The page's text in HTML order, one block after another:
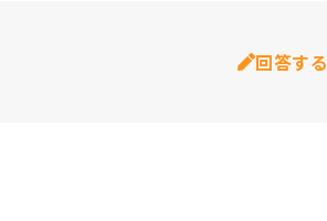
回答する